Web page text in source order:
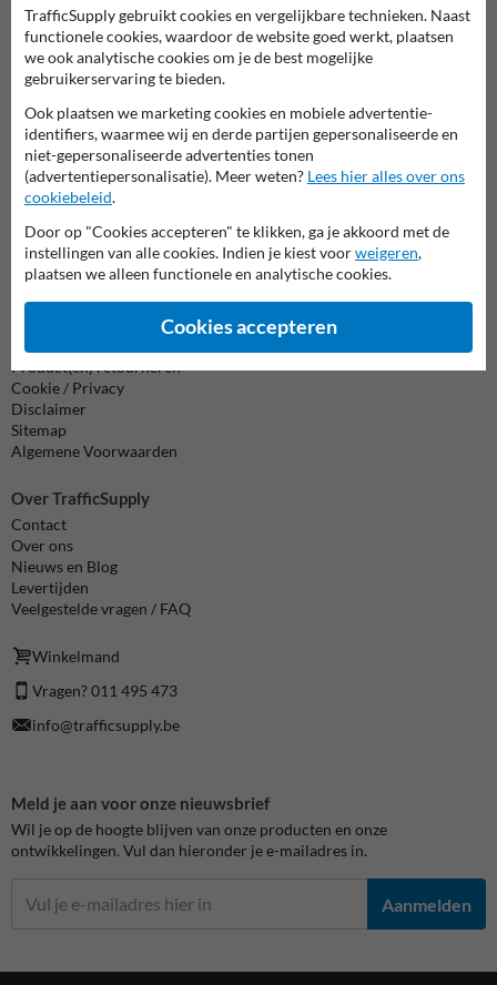
Matthias!
We zijn vandaag tot 17.00 telefonisch bereikbaar voor
al je vragen over onze producten en diensten.
011 495 473 bereikbaar tot 17.00
Chat met ons online
info@trafficsupply.be
Alle contactgegevens
Product(en) retourneren
Cookie / Privacy
Disclaimer
Sitemap
Algemene Voorwaarden
Over TrafficSupply
Contact
Over ons
Nieuws en Blog
Levertijden
Veelgestelde vragen / FAQ
Winkelmand
Vragen? 011 495 473
info@trafficsupply.be
Meld je aan voor onze nieuwsbrief
Wil je op de hoogte blijven van onze producten en onze
ontwikkelingen. Vul dan hieronder je e-mailadres in.
Aanmelden
TrafficSupply gebruikt cookies en vergelijkbare technieken. Naast
functionele cookies, waardoor de website goed werkt, plaatsen
we ook analytische cookies om je de best mogelijke
gebruikerservaring te bieden.
Ook plaatsen we marketing cookies en mobiele advertentie-
identifiers, waarmee wij en derde partijen gepersonaliseerde en
niet-gepersonaliseerde advertenties tonen
(advertentiepersonalisatie). Meer weten? Lees hier alles over ons
cookiebeleid.
Door op "Cookies accepteren" te klikken, ga je akkoord met de
instellingen van alle cookies. Indien je kiest voorweigeren,
plaatsen we alleen functionele en analytische cookies.
Cookies accepteren